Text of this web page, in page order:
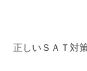
正しいＳＡＴ対